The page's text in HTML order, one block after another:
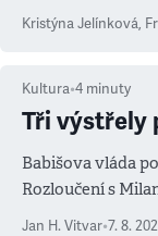
Kristýna Jelínková,
Kultura•4 minuty
Tři výstřely
Babišova vláda
Rozloučení s
salvy i kritika
Jan H. Vitvar•7. 8.